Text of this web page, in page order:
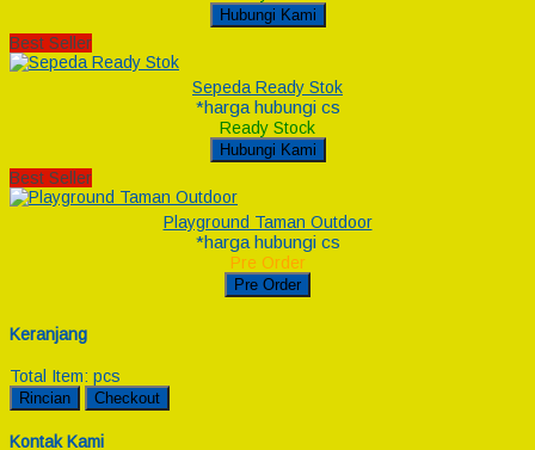
Hubungi Kami
Best Seller
Sepeda Ready Stok
*harga hubungi cs
Ready Stock
Hubungi Kami
Best Seller
Playground Taman Outdoor
*harga hubungi cs
Pre Order
Pre Order
Keranjang
Total Item: pcs
Rincian Checkout
Kontak Kami